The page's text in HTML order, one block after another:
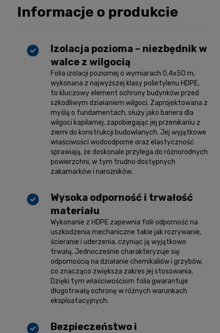
Informacje o produkcie
Izolacja pozioma – niezbędnik w
walce z wilgocią
Folia izolacji poziomej o wymiarach 0,4x50 m,
wykonana z najwyższej klasy polietylenu HDPE,
to kluczowy element ochrony budynków przed
szkodliwym działaniem wilgoci. Zaprojektowana z
myślą o fundamentach, służy jako bariera dla
wilgoci kapilarnej, zapobiegając jej przenikaniu z
ziemi do konstrukcji budowlanych. Jej wyjątkowe
właściwości wodoodporne oraz elastyczność
sprawiają, że doskonale przylega do różnorodnych
powierzchni, w tym trudno dostępnych
zakamarków i narożników.
Wysoka odporność i trwałość
materiału
Wykonanie z HDPE zapewnia folii odporność na
uszkodzenia mechaniczne takie jak rozrywanie,
ścieranie i uderzenia, czyniąc ją wyjątkowo
trwałą. Jednocześnie charakteryzuje się
odpornością na działanie chemikaliów i grzybów,
co znacząco zwiększa zakres jej stosowania.
Dzięki tym właściwościom folia gwarantuje
długotrwałą ochronę w różnych warunkach
eksploatacyjnych.
Bezpieczeństwo i